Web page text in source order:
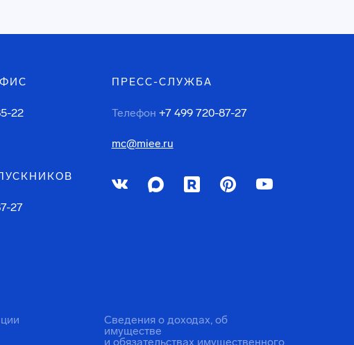
22
27
ПРЕСС-СЛУЖБА
Телефон +7 499 720-87-27
mc@miee.ru
Сведения о доходах, об
имуществе
и обязательствах имущественного